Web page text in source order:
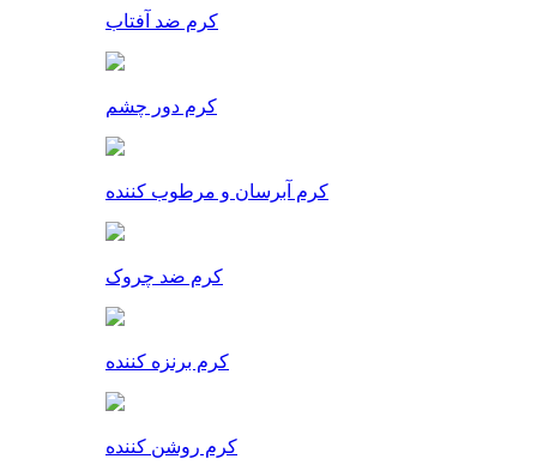
کرم ضد آفتاب
کرم دور چشم
کرم آبرسان و مرطوب کننده
کرم ضد چروک
کرم برنزه کننده
کرم روشن کننده